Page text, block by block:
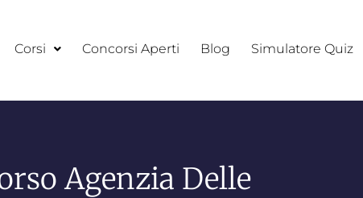
Corsi Concorsi Aperti Blog Simulatore Quiz
Agenzia Delle